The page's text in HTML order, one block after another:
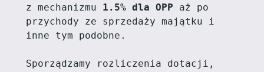
z mechanizmu 1.5% dla OPP aż po
przychody ze sprzedaży majątku i
inne tym podobne.